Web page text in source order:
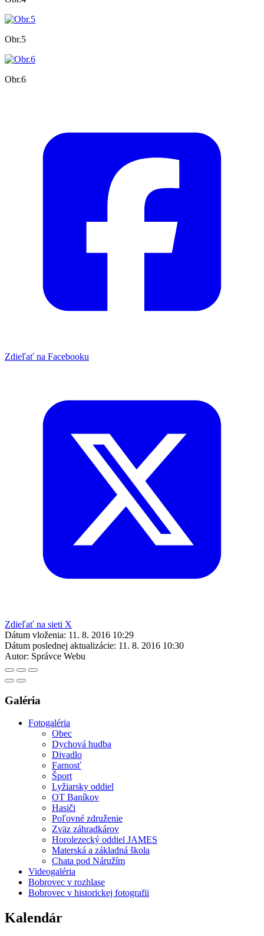
Obr.5
Obr.6
Zdieľať na Facebooku
Zdieľať na sieti X
Dátum vloženia: 11. 8. 2016 10:29
Dátum poslednej aktualizácie: 11. 8. 2016 10:30
Autor: Správce Webu
Galéria
Fotogaléria
Obec
Dychová hudba
Divadlo
Farnosť
Šport
Lyžiarsky oddiel
OT Baníkov
Hasiči
Poľovné združenie
Zväz záhradkárov
Horolezecký oddiel JAMES
Materská a základná škola
Chata pod Náružím
Videogaléria
Bobrovec v rozhlase
Bobrovec v historickej fotografii
Kalendár